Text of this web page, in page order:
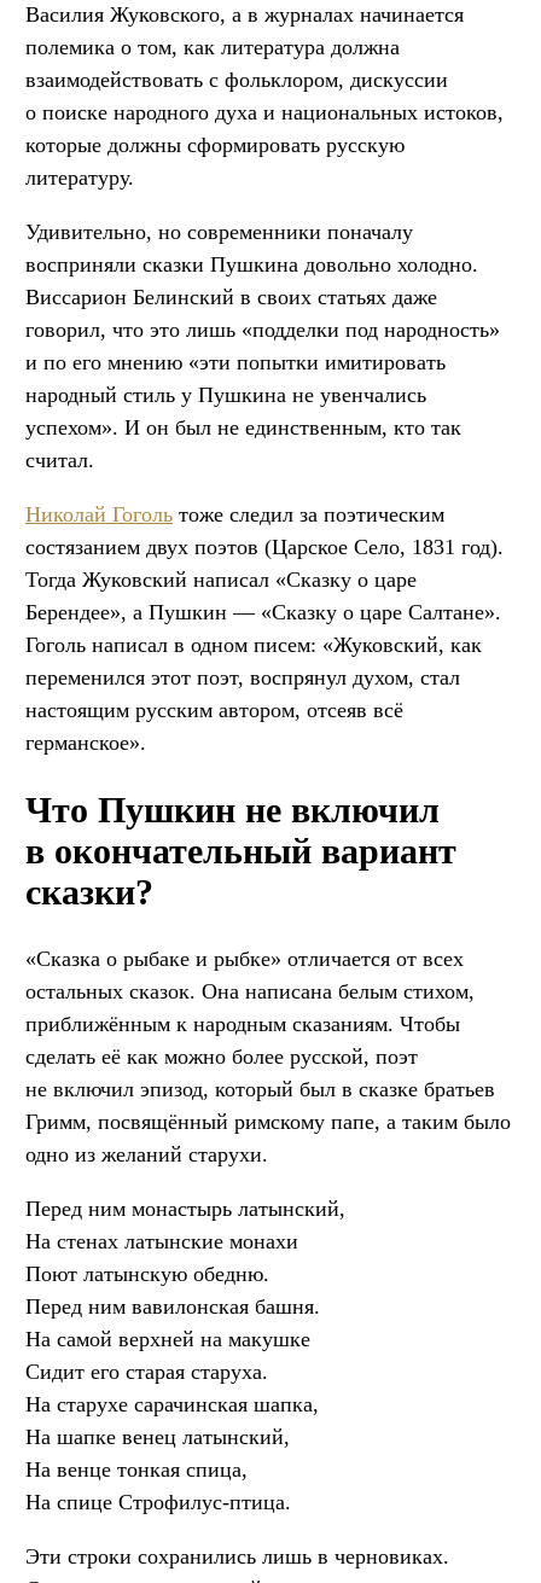
Василия Жуковского, а в журналах начинается
полемика о том, как литература должна
взаимодействовать с фольклором, дискуссии
о поиске народного духа и национальных истоков,
которые должны сформировать русскую
литературу.
Удивительно, но современники поначалу
восприняли сказки Пушкина довольно холодно.
Виссарион Белинский в своих статьях даже
говорил, что это лишь «подделки под народность»
и по его мнению «эти попытки имитировать
народный стиль у Пушкина не увенчались
успехом». И он был не единственным, кто так
считал.
Николай Гоголь тоже следил за поэтическим
состязанием двух поэтов (Царское Село, 1831 год).
Тогда Жуковский написал «Сказку о царе
Берендее», а Пушкин — «Сказку о царе Салтане».
Гоголь написал в одном писем: «Жуковский, как
переменился этот поэт, воспрянул духом, стал
настоящим русским автором, отсеяв всё
германское».
Что Пушкин не включил
в окончательный вариант
сказки?
«Сказка о рыбаке и рыбке» отличается от всех
остальных сказок. Она написана белым стихом,
приближённым к народным сказаниям. Чтобы
сделать её как можно более русской, поэт
не включил эпизод, который был в сказке братьев
Гримм, посвящённый римскому папе, а таким было
одно из желаний старухи.
Перед ним монастырь латынский,
На стенах латынские монахи
Поют латынскую обедню.
Перед ним вавилонская башня.
На самой верхней на макушке
Сидит его старая старуха.
На старухе сарачинская шапка,
На шапке венец латынский,
На венце тонкая спица,
На спице Строфилус-птица.
Эти строки сохранились лишь в черновиках.